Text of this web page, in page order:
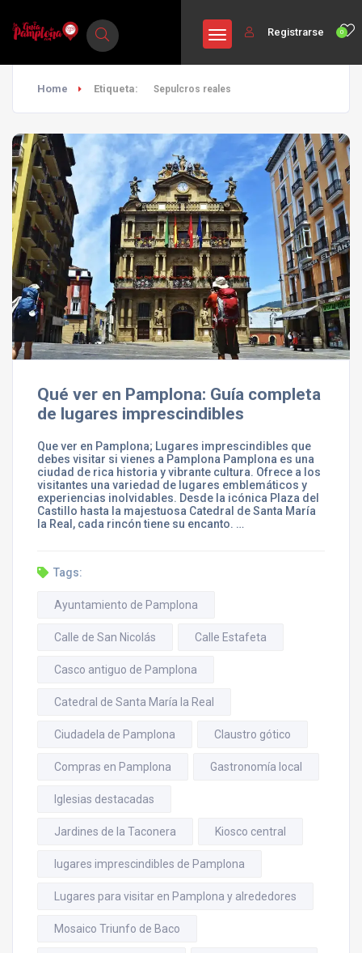
0
Registrarse
Home Etiqueta: Sepulcros reales
Qué ver en Pamplona: Guía completa
de lugares imprescindibles
Que ver en Pamplona; Lugares imprescindibles que
debes visitar si vienes a Pamplona Pamplona es una
ciudad de rica historia y vibrante cultura. Ofrece a los
visitantes una variedad de lugares emblemáticos y
experiencias inolvidables. Desde la icónica Plaza del
Castillo hasta la majestuosa Catedral de Santa María
la Real, cada rincón tiene su encanto. …
Tags:
Ayuntamiento de Pamplona
Calle de San Nicolás Calle Estafeta
Casco antiguo de Pamplona
Catedral de Santa María la Real
Ciudadela de Pamplona Claustro gótico
Compras en Pamplona Gastronomía local
Iglesias destacadas
Jardines de la Taconera Kiosco central
lugares imprescindibles de Pamplona
Lugares para visitar en Pamplona y alrededores
Mosaico Triunfo de Baco